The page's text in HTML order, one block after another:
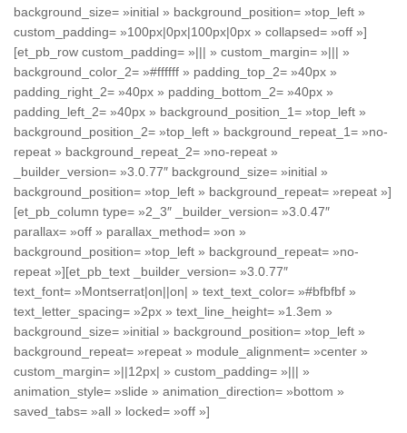
background_size= »initial » background_position= »top_left »
custom_padding= »100px|0px|100px|0px » collapsed= »off »]
[et_pb_row custom_padding= »||| » custom_margin= »||| »
background_color_2= »#ffffff » padding_top_2= »40px »
padding_right_2= »40px » padding_bottom_2= »40px »
padding_left_2= »40px » background_position_1= »top_left »
background_position_2= »top_left » background_repeat_1= »no-
repeat » background_repeat_2= »no-repeat »
_builder_version= »3.0.77″ background_size= »initial »
background_position= »top_left » background_repeat= »repeat »]
[et_pb_column type= »2_3″ _builder_version= »3.0.47″
parallax= »off » parallax_method= »on »
background_position= »top_left » background_repeat= »no-
repeat »][et_pb_text _builder_version= »3.0.77″
text_font= »Montserrat|on||on| » text_text_color= »#bfbfbf »
text_letter_spacing= »2px » text_line_height= »1.3em »
background_size= »initial » background_position= »top_left »
background_repeat= »repeat » module_alignment= »center »
custom_margin= »||12px| » custom_padding= »||| »
animation_style= »slide » animation_direction= »bottom »
saved_tabs= »all » locked= »off »]